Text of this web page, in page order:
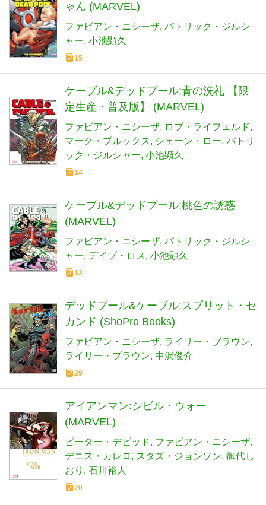
ゃん (MARVEL)
ファビアン・ニシーザ パトリック・ジルシ
ャー 小池顕久
15
ケーブル&デッドプール:青の洗礼 【限
定生産・普及版】 (MARVEL)
ファビアン・ニシーザ
ロブ・ライフェルド
マーク・ブルックス
シェーン・ロー パトリ
ック・ジルシャー 小池顕久
14
ケーブル&デッドプール:桃色の誘惑
(MARVEL)
ファビアン・ニシーザ パトリック・ジルシ
ャー デイブ・ロス 小池顕久
13
デッドプール&ケーブル:スプリット・セ
カンド (ShoPro Books)
ファビアン・ニシーザ ライリー・ブラウン
ライリー・ブラウン 中沢俊介
29
アイアンマン:シビル・ウォー
(MARVEL)
ピーター・デビッド
ファビアン・ニシーザ
デニス・カレロ
スタズ・ジョンソン 御代し
おり
石川裕人
20